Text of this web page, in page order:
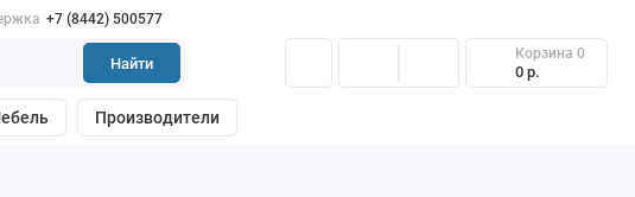
+7 (8442) 500577
Найти
Корзина 0
0 р.
Производители